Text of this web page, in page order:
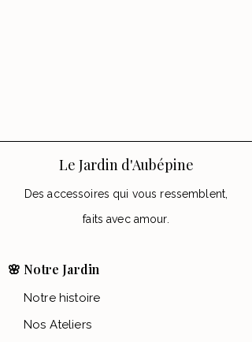
Le Jardin d'Aubépine
Des accessoires qui vous ressemblent,
faits avec amour.
🌸 Notre Jardin
Notre histoire
Nos Ateliers